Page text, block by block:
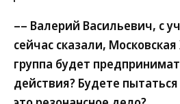
–– Валерий Васильевич, с
сейчас сказали,
группа будет
действия? Будете